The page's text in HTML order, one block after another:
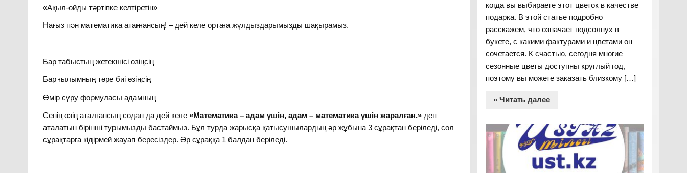
«Ақыл-ойды тәртіпке келтіретін»
Нағыз пән математика атанғансың! – дей келе ортаға жұлдыздарымызды шақырамыз.
Бар табыстың жетекшісі өзіңсің
Бар ғылымның төре биі өзіңсің
Өмір сүру формуласы адамның
Сенің өзің аталғансың содан да дей келе«Математика – адам үшін, адам – математика үшін жаралған.» деп
аталатын бірінші турымызды бастаймыз. Бұл турда жарысқа қатысушылардың әр жұбына 3 сұрақтан беріледі, сол
сұрақтарға кідірмей жауап бересіздер. Әр сұраққа 1 балдан беріледі.
когда вы выбираете этот цветок в качестве
подарка. В этой статье подробно
расскажем, что означает подсолнух в
букете, с какими фактурами и цветами он
сочетается. К счастью, сегодня многие
сезонные цветы доступны круглый год,
поэтому вы можете заказать близкому […]
» Читать далее